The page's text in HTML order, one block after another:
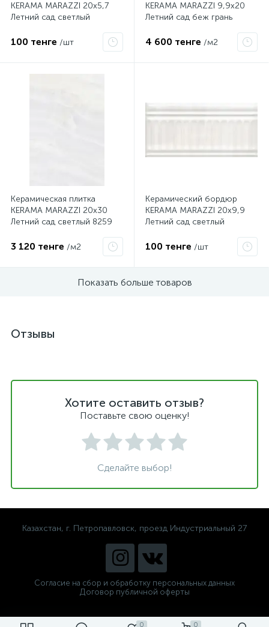
0 0
KERAMA MARAZZI 20х5,7
Летний сад светлый
100 тенге /шт
KERAMA MARAZZI 9,9х20
Летний сад беж грань
4 600 тенге /м2
Керамическая плитка
KERAMA MARAZZI 20х30
Летний сад светлый 8259
3 120 тенге /м2
Керамический бордюр
KERAMA MARAZZI 20х9,9
Летний сад светлый
100 тенге /шт
Показать больше товаров
Отзывы
Хотите оставить отзыв?
Поставьте свою оценку!
Сделайте выбор!
Казахстан, г. Петропавловск, проезд Индустриальный 27
Согласие на сбор и обработку персональных данных
Договор публичной оферты